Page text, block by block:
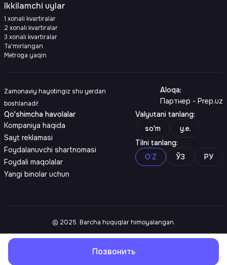
Ikkilamchi uylar
1 xonali kvartiralar
2 xonali kvartiralar
3 xonali kvartiralar
Ta'mirlangan
Metroga yaqin
Zamonaviy hayotingiz shu yerdan
boshlanadi!
Aloqa:
Партнер - Prep.uz
Qo'shimcha havolalar
Kompaniya haqida
Sayt reklamasi
Foydalanuvchi shartnomasi
Foydali maqolalar
Yangi binolar uchun
Valyutani tanlang:
so'm
y.e.
Tilni tanlang:
O‘Z
ЎЗ РУ
© 2025. Barcha huquqlar himoyalangan.
Позвонить